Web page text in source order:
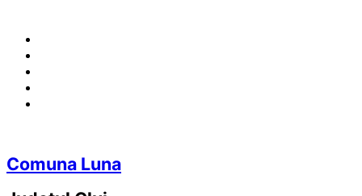
Comuna Luna